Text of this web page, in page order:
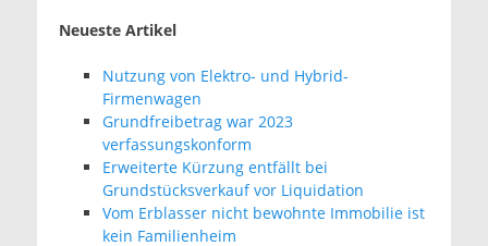
Neueste Artikel
Nutzung von Elektro- und Hybrid-
Firmenwagen
Grundfreibetrag war 2023
verfassungskonform
Erweiterte Kürzung entfällt bei
Grundstücksverkauf vor Liquidation
Vom Erblasser nicht bewohnte Immobilie ist
kein Familienheim